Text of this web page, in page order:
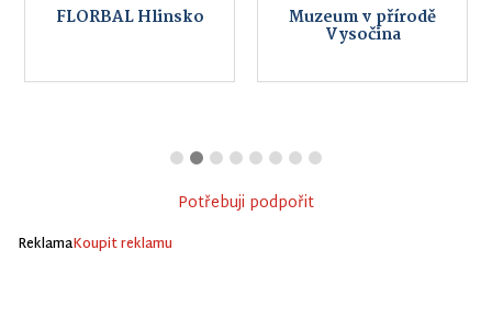
FLORBAL Hlinsko Muzeum v přírodě
Vysočina
Potřebuji podpořit
ReklamaKoupit reklamu